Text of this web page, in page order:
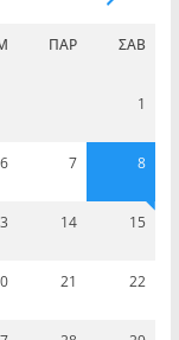
ΠΑΡ ΣΆΒ
1
6 7 8
14 15
21 22